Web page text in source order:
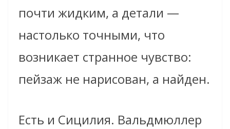
почти жидким, а детали —
настолько точными, что
возникает странное чувство:
пейзаж не нарисован, а найден.
Есть и Сицилия. Вальдмюллер